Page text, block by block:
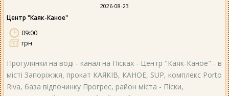
2026-08-23
Центр "Каяк-Каное"
09:00
грн
Прогулянки на воді - канал на Пісках - Центр "Каяк-Каное" - в
місті Запоріжжя, прокат КАЯКІВ, КАНОЕ, SUP, комплекс Porto
Riva, база відпочинку Прогрес, район міста - Піски,